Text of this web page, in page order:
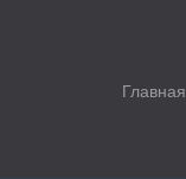
Главная